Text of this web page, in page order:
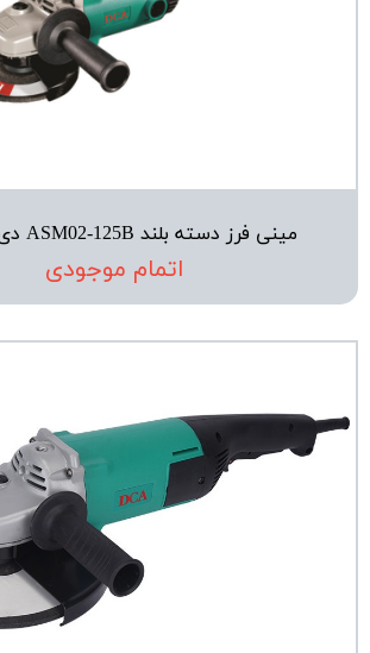
مینی فرز دسته بلند ASM02-125B دی سی ای
اتمام موجودی